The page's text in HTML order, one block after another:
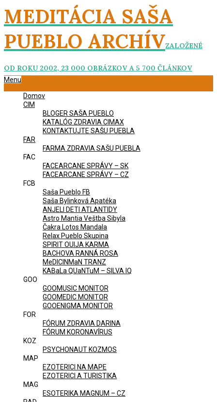
Skip
to
content
MEDITÁCIA SAŠA
PUEBLO ARCHÍVZALOŽENÉ
OD ROKU 2002, 23 000 OBRÁZKOV A 5 700 ČLÁNKOV
Primary
Menu
Domov
CIM
BLOGER SAŠA PUEBLO
KATALÓG ZDRAVIA CIMAX
KONTAKTUJTE SAŠU PUEBLA
FAR
FARMA ZDRAVIA SAŠU PUEBLA
FAC
FACEARCANE SPRÁVY – SK
FACEARCANE SPRÁVY – CZ
FCB
Saša Pueblo FB
Saša Bylinková Apatéka
ANJELI DETI ATLANTIDY
Astro Mantia Veštba Sibyla
Čakra Lotos Mandala
Relax Pueblo Skupina
SPIRIT OUIJA KARMA
BACHOVA RANNÁ ROSA
MeDICINMaN TRANZ
KABaLa QUaNTuM – SILVA IQ
GOO
GOOMUSIC MONITOR
GOOMEDIC MONITOR
GOOENIGMA MONITOR
FOR
FÓRUM ZDRAVIA DARINA
FÓRUM KORONAVÍRUS
KOZ
PSYCHONAUT KOZMOS
MAP
EZOTERICI NA MAPE
EZOTERICI A TURISTIKA
MAG
ESOTERIKA MAGNUM – CZ